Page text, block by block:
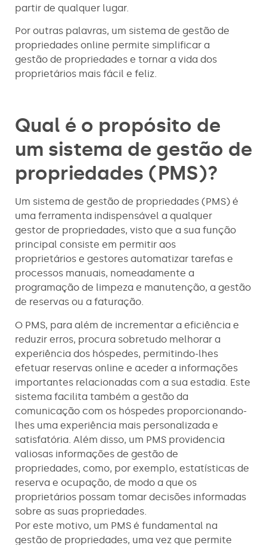
partir de qualquer lugar.
Por outras palavras, um sistema de gestão de
propriedades online permite simplificar a
gestão de propriedades e tornar a vida dos
proprietários mais fácil e feliz.
Qual é o propósito de
um sistema de gestão de
propriedades (PMS)?
Um sistema de gestão de propriedades (PMS) é
uma ferramenta indispensável a qualquer
gestor de propriedades, visto que a sua função
principal consiste em permitir aos
proprietários e gestores automatizar tarefas e
processos manuais, nomeadamente a
programação de limpeza e manutenção, a gestão
de reservas ou a faturação.
O PMS, para além de incrementar a eficiência e
reduzir erros, procura sobretudo melhorar a
experiência dos hóspedes, permitindo-lhes
efetuar reservas online e aceder a informações
importantes relacionadas com a sua estadia. Este
sistema facilita também a gestão da
comunicação com os hóspedes proporcionando-
lhes uma experiência mais personalizada e
satisfatória. Além disso, um PMS providencia
valiosas informações de gestão de
propriedades, como, por exemplo, estatísticas de
reserva e ocupação, de modo a que os
proprietários possam tomar decisões informadas
sobre as suas propriedades.
Por este motivo, um PMS é fundamental na
gestão de propriedades, uma vez que permite